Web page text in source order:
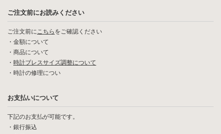
ご注文前にお読みください
ご注文前にこちら をご確認ください
・ 金額について
・ 商品について
・ 時計ブレスサイズ調整について
・ 時計の修理につい
お支払いについて
下記のお支払が可能です。
・銀行振込